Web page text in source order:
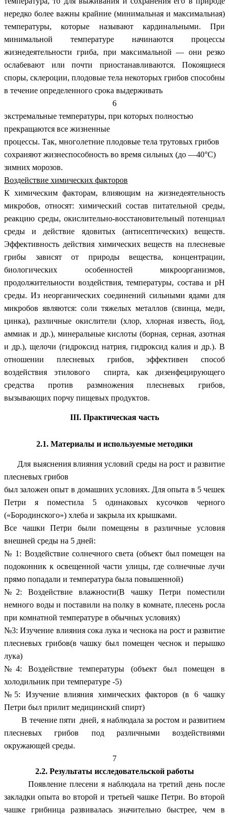
нередко более важны крайние (минимальная и максимальная)
температуры, которые называют
кардинальными. При
минимальной температуре начинаются процессы
жизнедеятельности гриба, при максимальной — они резко
ослабевают или почти приостанавливаются. Покоящиеся
споры, склероции, плодовые тела некоторых грибов способны
в течение определенного срока выдерживать
6
экстремальные температуры, при которых полностью
прекращаются все жизненные
процессы. Так, многолетние плодовые тела трутовых грибов
сохраняют жизнеспособность во время сильных (до —40°С)
зимних морозов.
Воздействие химических факторов
К химическим факторам, влияющим на жизнедеятельность
микробов, относят: химический состав питательной среды,
реакцию среды, окислительно-восстановительный потенциал
среды и действие ядовитых (антисептических) веществ.
Эффективность действия химических веществ на плесневые
грибы зависят от природы вещества, концентрации,
биологических особенностей микроорганизмов,
продолжительности воздействия, температуры, состава и рН
среды. Из неорганических соединений сильными ядами для
микробов являются: соли тяжелых металлов (свинца, меди,
цинка), различные окислители (хлор, хлорная известь, йод,
аммиак и др.), минеральные кислоты (борная, серная, азотная
и др.), щелочи (гидроксид натрия, гидроксид калия и др.). В
отношении плесневых грибов, эффективен способ
воздействия этилового спирта, как дизенфецирующего
средства против размножения плесневых грибов,
вызывающих порчу пищевых продуктов.
III. Практическая часть
2.1. Материалы и используемые методики
Для выяснения влияния условий среды на рост и развитие
плесневых грибов
был заложен опыт в домашних условиях. Для опыта в 5 чешек
Петри я поместила 5 одинаковых кусочков черного
(«Бородинского») хлеба и закрыла их крышками.
Все чашки Петри были помещены в различные условия
внешней среды на 5 дней:
№ 1: Воздействие солнечного света (объект был помещен на
подоконник к освещенной части улицы, где солнечные лучи
прямо попадали и температура была повышенной)
№2: Воздействие влажности(В чашку Петри поместили
немного воды и поставили на полку в комнате, плесень росла
при комнатной температуре в обычных условиях)
№3: Изучение влияния сока лука и чеснока на рост и развитие
плесневых грибов(в чашку был помещен чеснок и перышко
лука)
№4: Воздействие температуры (объект был помещен в
холодильник при температуре -5)
№5: Изучение влияния химических факторов (в 6 чашку
Петри был прилит медицинский спирт)
В течение пяти дней, я наблюдала за ростом и развитием
плесневых грибов под различными воздействиями
окружающей среды.
7
2.2. Результаты исследовательской работы
Появление плесени я наблюдала на третий день после
закладки опыта во второй и третьей чашке Петри. Во второй
чашке грибница развивалась значительно быстрее, чем в